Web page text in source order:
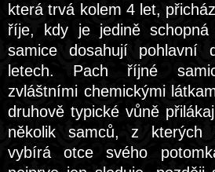
která trvá kolem 4 let,
říje, kdy je jedině schopná
samice dosahují pohlavní
letech. Pach říjné
zvláštními chemickými
druhově typické vůně
několik samců, z kterých
vybírá otce svého